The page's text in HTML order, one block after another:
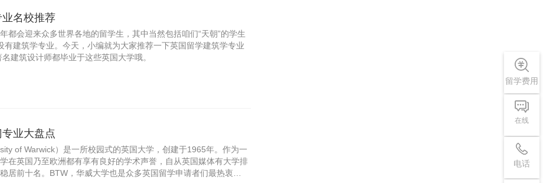
留学费用
在线
电话
名校推荐
都会迎来众多世界各地的留学生，其中当然包括咱们“天朝”的学生
有建筑学专业。今天，小编就为大家推荐一下英国留学建筑学专业
建筑设计师都毕业于这些英国大学哦。
业大盘点
of Warwick）是一所校园式的英国大学，创建于1965年。作为一
在英国乃至欧洲都有享有良好的学术声誉，自从英国媒体有大学排
居前十名。BTW，华威大学也是众多英国留学申请者们最热衷的